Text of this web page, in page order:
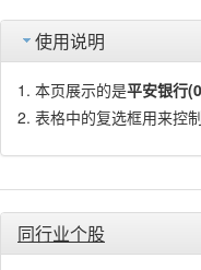
使用说明
本页展示的是平安银行
表格中的复选框用来控
同行业个股